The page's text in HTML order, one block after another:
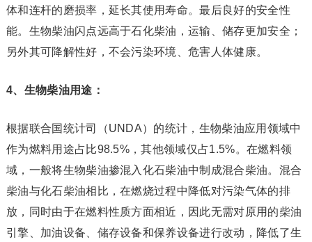
体和连杆的磨损率，延长其使用寿命。最后良好的安全性
能。生物柴油闪点远高于石化柴油，运输、储存更加安全；
另外其可降解性好，不会污染环境、危害人体健康。
4、生物柴油用途：
根据联合国统计司（UNDA）的统计，生物柴油应用领域中
作为燃料用途占比98.5%，其他领域仅占1.5%。在燃料领
域，一般将生物柴油掺混入化石柴油中制成混合柴油。混合
柴油与化石柴油相比，在燃烧过程中降低对污染气体的排
放，同时由于在燃料性质方面相近，因此无需对原用的柴油
引擎、加油设备、储存设备和保养设备进行改动，降低了生